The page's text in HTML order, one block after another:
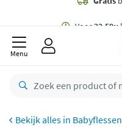
Menu
Babyflessen